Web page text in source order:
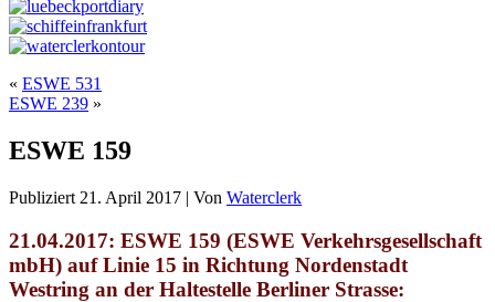
« ESWE 531
ESWE 239 »
ESWE 159
Publiziert 21. April 2017 | Von Waterclerk
21.04.2017: ESWE 159 (ESWE Verkehrsgesellschaft
mbH) auf Linie 15 in Richtung Nordenstadt
Westring an der Haltestelle Berliner Strasse: